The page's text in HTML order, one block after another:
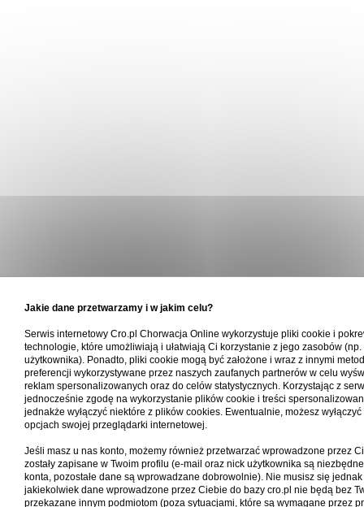
Jakie dane przetwarzamy i w jakim celu?
Serwis internetowy Cro.pl Chorwacja Online wykorzystuje pliki cookie i
technologie, które umożliwiają i ułatwiają Ci korzystanie z jego zasobów
użytkownika). Ponadto, pliki cookie mogą być założone i wraz z innymi
preferencji wykorzystywane przez naszych zaufanych partnerów w celu
reklam spersonalizowanych oraz do celów statystycznych. Korzystając z
jednocześnie zgodę na wykorzystanie plików cookie i treści
jednakże wyłączyć niektóre z plików cookies. Ewentualnie, możesz
opcjach swojej przeglądarki internetowej.
Jeśli masz u nas konto, możemy również przetwarzać wprowadzone przez
zostały zapisane w Twoim profilu (e-mail oraz nick użytkownika są
konta, pozostałe dane są wprowadzane dobrowolnie). Nie musisz się
jakiekolwiek dane wprowadzone przez Ciebie do bazy cro.pl nie będą bez
przekazane innym podmiotom (poza sytuacjami, które są wymagane przez